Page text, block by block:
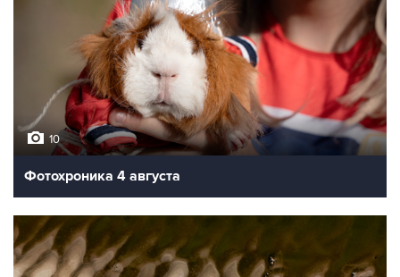
10
Фотохроника 4 августа